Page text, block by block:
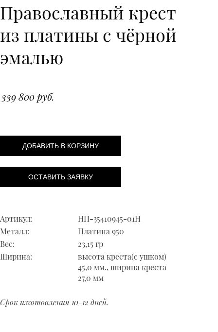
Православный крест
из платины с чёрной
эмалью
339 800 руб.
ДОБАВИТЬ В КОРЗИНУ
ОСТАВИТЬ ЗАЯВКУ
Артикул:
НП-35410945-01Н
Металл:
Платина 950
Вес:
23,15 гр
Ширина:
высота креста(с ушком)
45,0 мм., ширина креста
27,0 мм
Срок изготовления 10-12 дней.